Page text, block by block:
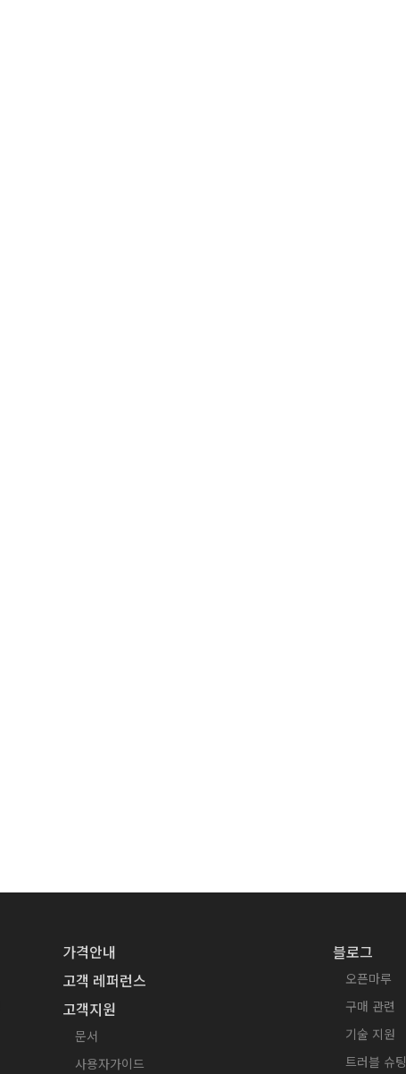
가격안내
고객 레퍼런스
고객지원
문서
사용자가이드
블로그
오픈마루
구매 관련
기술 지원
트러블 슈팅